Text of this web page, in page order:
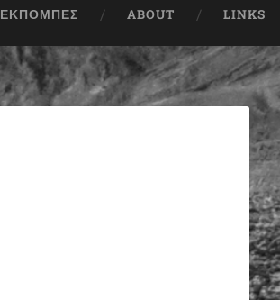
ΕΚΠΟΜΠΈΣ ABOUT LINKS